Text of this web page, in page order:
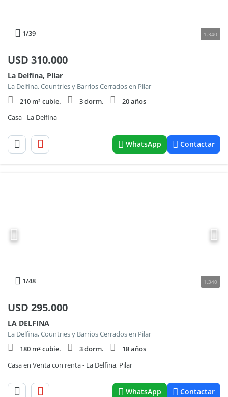
1/39 1.340
USD 310.000
La Delfina, Pilar
La Delfina, Countries y Barrios Cerrados en Pilar
210 m² cubie.
3 dorm.
20 años
Casa - La Delfina
WhatsApp Contactar
1/48 1.340
USD 295.000
LA DELFINA
La Delfina, Countries y Barrios Cerrados en Pilar
180 m² cubie.
3 dorm.
18 años
Casa en Venta con renta - La Delfina, Pilar
WhatsApp Contactar